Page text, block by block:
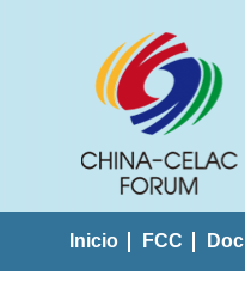
Inicio FCC